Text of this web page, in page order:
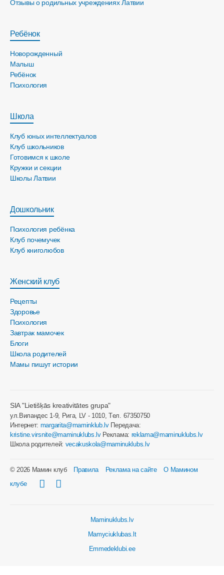
Отзывы о родильных учреждениях Латвии
Ребёнок
Новорожденный
Малыш
Ребёнок
Психология
Школа
Клуб юных интеллектуалов
Клуб школьников
Готовимся к школе
Кружки и секции
Школы Латвии
Дошкольник
Психология ребёнка
Клуб почемучек
Клуб книголюбов
Женский клуб
Рецепты
Здоровье
Психология
Завтрак мамочек
Блоги
Школа родителей
Мамы пишут истории
SIA "Lietišķās kreativitātes grupa"
ул.Виландес 1-9, Рига, LV - 1010, Tел. 67350750
Интернет: margarita@maminklub.lvПередача:
kristine.virsnite@maminuklubs.lvРеклама: reklama@maminuklubs.lv
Школа родителей: vecakuskola@maminuklubs.lv
© 2026 Мамин клуб Правила Реклама на сайте
О Мамином
клубе
Maminuklubs.lv
Mamyciuklubas.lt
Emmedeklubi.ee